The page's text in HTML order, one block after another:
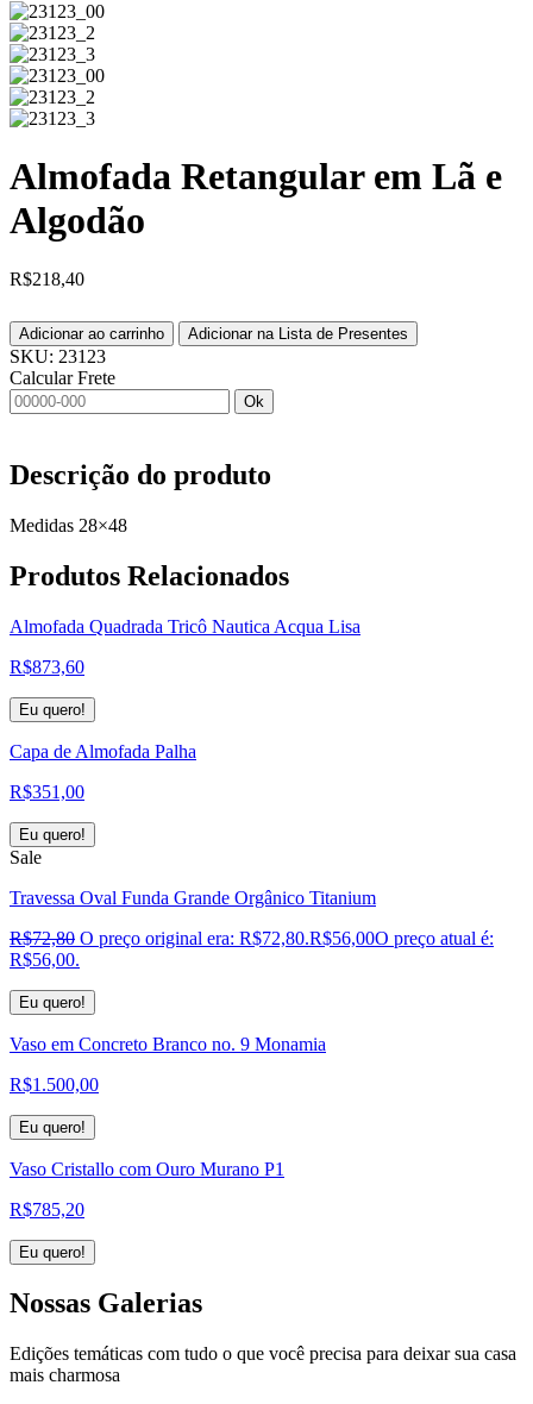
Almofada Retangular em Lã e
Algodão
R$218,40
Adicionar ao carrinho Adicionar na Lista de Presentes
SKU: 23123
Calcular Frete
Ok
Descrição do produto
Medidas 28×48
Produtos Relacionados
Almofada Quadrada Tricô Nautica Acqua Lisa
R$873,60
Eu quero!
Capa de Almofada Palha
R$351,00
Eu quero!
Sale
Travessa Oval Funda Grande Orgânico Titanium
R$72,80 O preço original era: R$72,80.R$56,00O preço atual é:
R$56,00.
Eu quero!
Vaso em Concreto Branco no. 9 Monamia
R$1.500,00
Eu quero!
Vaso Cristallo com Ouro Murano P1
R$785,20
Eu quero!
Nossas Galerias
Edições temáticas com tudo o que você precisa para deixar sua casa
mais charmosa